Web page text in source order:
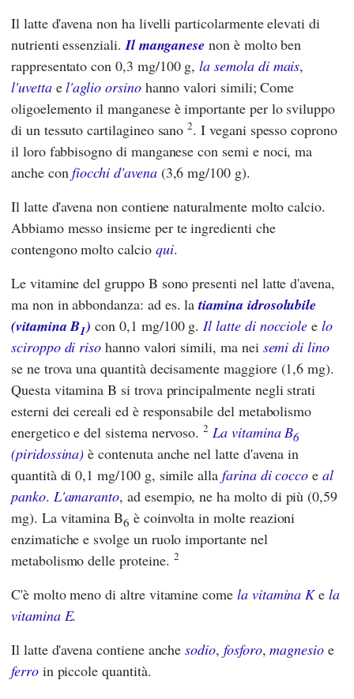
Il latte d'avena non ha livelli particolarmente elevati di
nutrienti essenziali.Il manganese non è molto ben
rappresentato con 0,3 mg/100 g,la semola di mais,
l'uvettael'aglio orsinohanno valori simili; Come
oligoelemento il manganese è importante per lo sviluppo
di un tessuto cartilagineo sano2. I vegani spesso coprono
il loro fabbisogno di manganese con semi e noci, ma
anche confiocchi d'avena(3,6 mg/100 g).
Il latte d'avena non contiene naturalmente molto calcio.
Abbiamo messo insieme per te ingredienti che
contengono molto calcio qui.
Le vitamine del gruppo B sono presenti nel latte d'avena,
ma non in abbondanza: ad es. latiamina idrosolubile
(vitamina B1) con 0,1 mg/100 g.Il latte di nocciole elo
sciroppo di riso hanno valori simili, ma nei semi di lino
se ne trova una quantità decisamente maggiore (1,6 mg).
Questa vitamina B si trova principalmente negli strati
esterni dei cereali ed è responsabile del metabolismo
energetico e del sistema nervoso.2 La vitamina B6
(piridossina) è contenuta anche nel latte d'avena in
quantità di 0,1 mg/100 g, simile alla farina di cocco e al
panko. L'amaranto, ad esempio, ne ha molto di più (0,59
mg). La vitamina B6 è coinvolta in molte reazioni
enzimatiche e svolge un ruolo importante nel
metabolismo delle proteine. 2
C'è molto meno di altre vitamine come la vitamina Kela
vitamina E.
Il latte d'avena contiene anchesodio, fosforo,magnesio e
ferroin piccole quantità.